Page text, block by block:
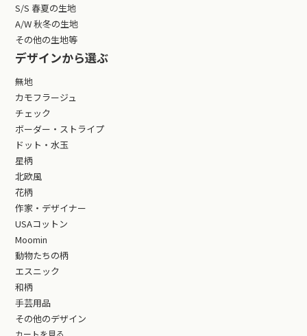
S/S 春夏の生地
A/W 秋冬の生地
その他の生地等
デザインから選ぶ
無地
カモフラージュ
チェック
ボーダー・ストライプ
ドット・水玉
星柄
北欧風
花柄
作家・デザイナー
USAコットン
Moomin
動物たちの柄
エスニック
和柄
手芸用品
その他のデザイン